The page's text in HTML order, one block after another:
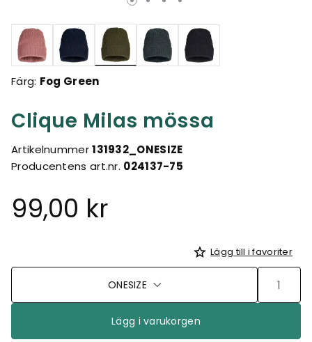
Clique Milas mössa
Artikelnummer131932_ONESIZE
Producentens art.nr. 024137-75
99,00 kr
Valda
Färg: Fog Green
Lägg till i favoriter
ONESIZE
Lägg i varukorgen